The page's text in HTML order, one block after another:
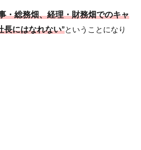
・総務畑、経理・財務畑でのキャ
長にはなれない”ということになり